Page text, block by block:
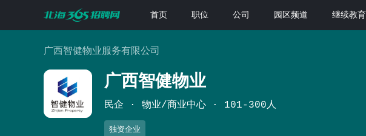
首页 职位 公司 园区频道 继续教育
广西智健物业服务有限公司
广西智健物业
民企 物业/商业中心 101-300人
独资企业